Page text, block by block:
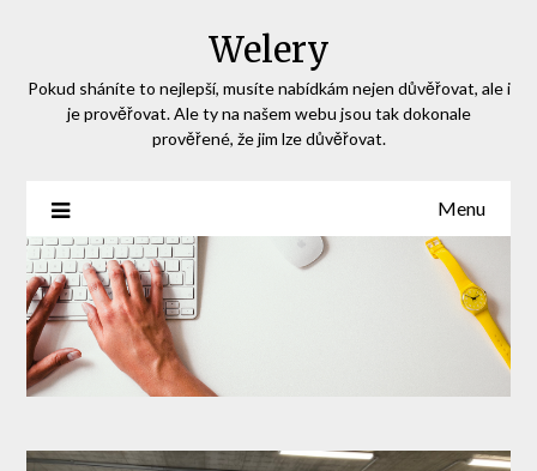
Welery
Pokud sháníte to nejlepší, musíte nabídkám nejen důvěřovat, ale i
je prověřovat. Ale ty na našem webu jsou tak dokonale
prověřené, že jim lze důvěřovat.
Menu